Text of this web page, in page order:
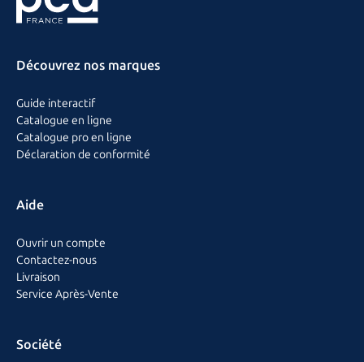
Découvrez nos marques
Guide interactif
Catalogue en ligne
Catalogue pro en ligne
Déclaration de conformité
Aide
Ouvrir un compte
Contactez-nous
Livraison
Service Après-Vente
Société